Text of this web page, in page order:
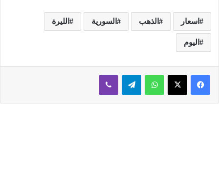
اسعار الذهب السورية الليرة
اليوم
فيسبوك ‫X واتساب تيلقرام